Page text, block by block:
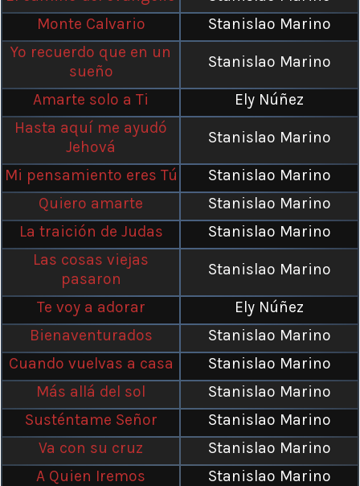
Monte Calvario
Stanislao Marino
Yo recuerdo que en un
sueño
Stanislao Marino
Amarte solo a Ti
Ely Núñez
Hasta aquí me ayudó
Jehová
Stanislao Marino
Mi pensamiento eres Tú
Stanislao Marino
Quiero amarte
Stanislao Marino
La traición de Judas
Stanislao Marino
Las cosas viejas
pasaron
Stanislao Marino
Te voy a adorar
Ely Núñez
Bienaventurados
Stanislao Marino
Cuando vuelvas a casa
Stanislao Marino
Más allá del sol
Stanislao Marino
Susténtame Señor
Stanislao Marino
Va con su cruz
Stanislao Marino
A Quien Iremos
Stanislao Marino